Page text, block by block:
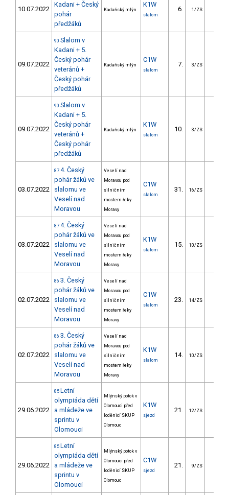
10.07.2022
Kadani + Český
pohár
předžáků
Kadaňský mlýn
K1W
slalom
6. 1/ZS
09.07.2022
90 Slalom v
Kadani + 5.
Český pohár
veteránů +
Český pohár
předžáků
Kadaňský mlýn
C1W
slalom
7. 3/ZS
09.07.2022
90 Slalom v
Kadani + 5.
Český pohár
veteránů +
Český pohár
předžáků
Kadaňský mlýn
K1W
slalom
10. 3/ZS
03.07.2022
87 4. Český
pohár žáků ve
slalomu ve
Veselí nad
Moravou
Veselí nad
Moravou pod
silničním
mostem řeky
Moravy
C1W
slalom
31. 16/ZS
03.07.2022
87 4. Český
pohár žáků ve
slalomu ve
Veselí nad
Moravou
Veselí nad
Moravou pod
silničním
mostem řeky
Moravy
K1W
slalom
15. 10/ZS
02.07.2022
86 3. Český
pohár žáků ve
slalomu ve
Veselí nad
Moravou
Veselí nad
Moravou pod
silničním
mostem řeky
Moravy
C1W
slalom
23. 14/ZS
02.07.2022
86 3. Český
pohár žáků ve
slalomu ve
Veselí nad
Moravou
Veselí nad
Moravou pod
silničním
mostem řeky
Moravy
K1W
slalom
14. 10/ZS
29.06.2022
85 Letní
olympiáda dětí
a mládeže ve
sprintu v
Olomouci
Mlýnský potok v
Olomouci před
loděnicí SKUP
Olomouc
K1W
sjezd
21. 12/ZS
29.06.2022
85 Letní
olympiáda dětí
a mládeže ve
sprintu v
Olomouci
Mlýnský potok v
Olomouci před
loděnicí SKUP
Olomouc
C1W
sjezd
21. 9/ZS